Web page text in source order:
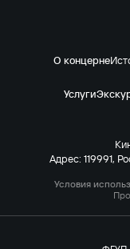
О концерне
Услуги
Адрес: 119991,
Условия